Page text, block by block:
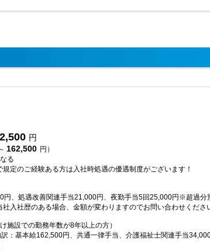
円
162,500 円）
る
定のご経験ある方は入社時処遇の優遇制度がございます！
円、処遇改善関連手当21,000円、夜勤手当5回25,000円※超過
入社歴のある場合、金額が変わりますのでお問い合わせくださ
施設での勤務年数が8年以上の方）
：基本給162,500円、共通一律手当、介護福祉士関連手当34,000